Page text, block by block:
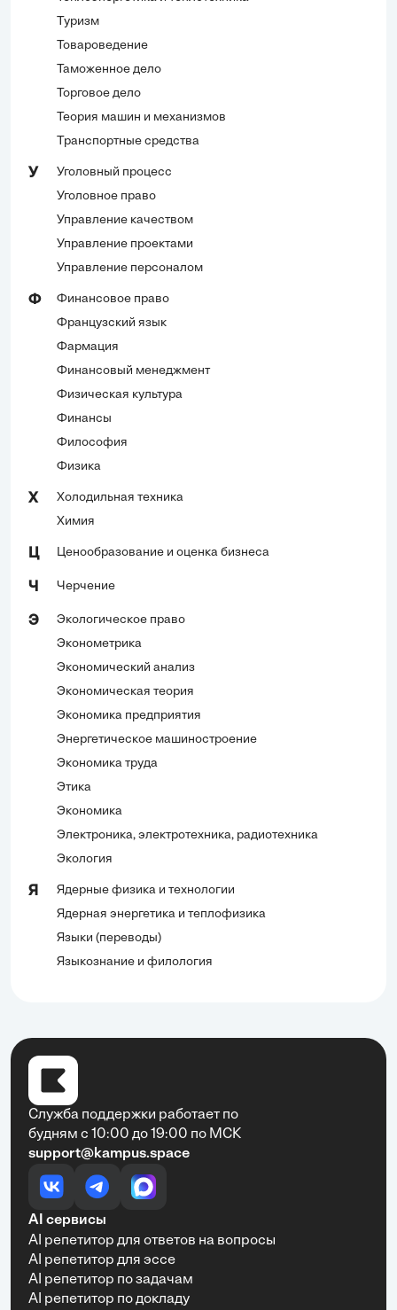
Туризм
Товароведение
Таможенное дело
Торговое дело
Теория машин и механизмов
Транспортные средства
У
Уголовный процесс
Уголовное право
Управление качеством
Управление проектами
Управление персоналом
Ф
Финансовое право
Французский язык
Фармация
Финансовый менеджмент
Физическая культура
Финансы
Философия
Физика
Х
Холодильная техника
Химия
Ц Ценообразование и оценка бизнеса
Ч Черчение
Э
Экологическое право
Эконометрика
Экономический анализ
Экономическая теория
Экономика предприятия
Энергетическое машиностроение
Экономика труда
Этика
Экономика
Электроника, электротехника, радиотехника
Экология
Я
Ядерные физика и технологии
Ядерная энергетика и теплофизика
Языки (переводы)
Языкознание и филология
Служба поддержки работает по
будням с 10:00 до 19:00 по МСК
support@kampus.space
AI сервисы
AI репетитор для ответов на вопросы
AI репетитор для эссе
AI репетитор по задачам
AI репетитор по докладу